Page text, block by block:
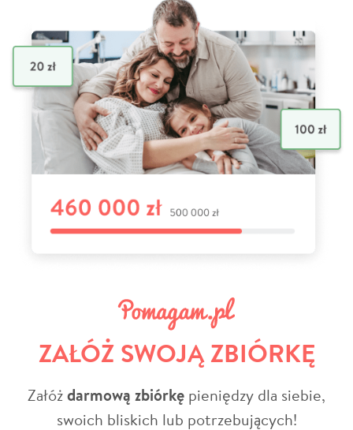
ZAŁÓŻ SWOJĄ ZBIÓRKĘ
Załóżdarmową zbiórkę pieniędzy dla siebie,
swoich bliskich lub potrzebujących!